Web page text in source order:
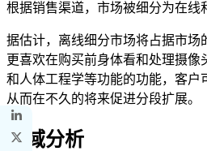
根据销售渠道，市场被细分为在线
据估计，离线细分市场将占据市场
更喜欢在购买前身体看和处理摄像
和人体工程学等功能的功能，客户
从而在不久的将来促进分段扩展。
区域分析